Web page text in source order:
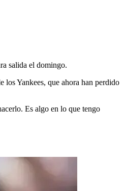
salida el domingo.
los Yankees, que ahora han perdido
Es algo en lo que tengo